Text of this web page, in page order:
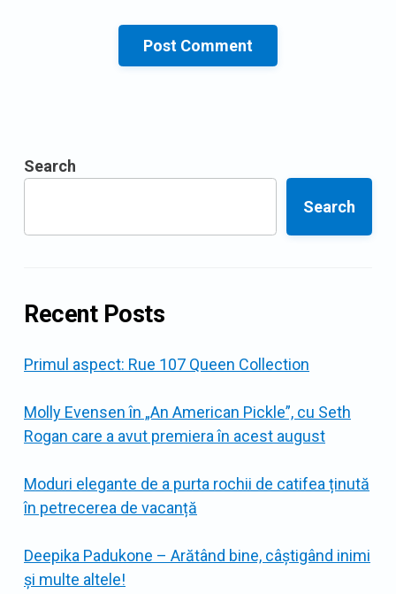
Search
Search
Recent Posts
Primul aspect: Rue 107 Queen Collection
Molly Evensen în „An American Pickle”, cu Seth
Rogan care a avut premiera în acest august
Moduri elegante de a purta rochii de catifea ținută
în petrecerea de vacanță
Deepika Padukone – Arătând bine, câștigând inimi
și multe altele!